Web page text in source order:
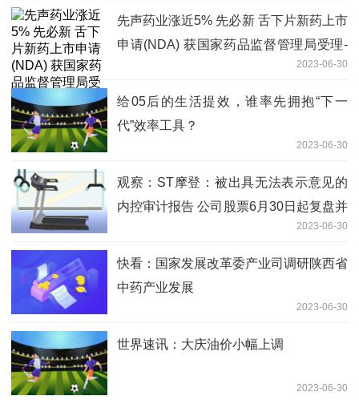
先声药业涨近5% 先必新 舌下片新药上市
申请(NDA) 获国家药品监督管理局受理-
2023-06-30
给05后的生活提效，谁率先拥抱“下一
代”效率工具？
2023-06-30
观察：ST摩登：被出具无法表示意见的
内控审计报告 公司股票6月30日起复盘并
2023-06-30
快看：国家发展改革委产业司调研陕西省
中药产业发展
2023-06-30
世界速讯：大庆油价小幅上调
2023-06-30